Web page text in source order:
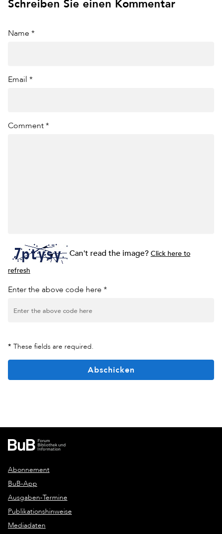
Schreiben Sie einen Kommentar
Name *
Email *
Comment *
Can't read the image?Click here to
refresh
Enter the above code here *
* These fields are required.
Abschicken
Abonnement
BuB-App
Ausgaben-Termine
Publikationshinweise
Mediadaten